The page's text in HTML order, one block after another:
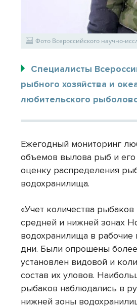
Фото Всероссийского научно-
Специалисты
рыбного хозяйства и
любительского
Ежегодный мониторинг
объемов вылова рыб и его
оценку распределения
водохранилища.
«Учет количества
средней и нижней зонах
водохранилища в
дни. Были опрошены
установлен видовой и
состав их уловов.
рыбаков наблюдались в
нижней зоны